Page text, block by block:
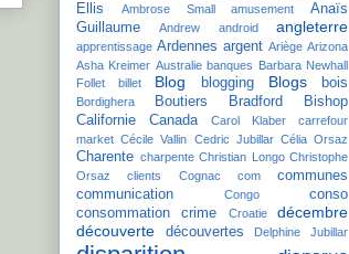
Ellis
Ambrose Small amusement
Anaïs
Guillaume
Andrew android angleterre
apprentissage Ardennes argent Ariège Arizona
Asha Kreimer Australie banques Barbara Newhall
Follet
billet Blog blogging Blogs bois
Bordighera Boutiers
Bradford Bishop
Californie
Canada Carol Klaber
carrefour
market Cécile Vallin Cedric Jubillar Célia Orsaz
Charente charpente Christian Longo Christophe
Orsaz
clients Cognac com
communes
communication
Congo
conso
consommation
crime Croatie
décembre
découverte
découvertes Delphine Jubillar